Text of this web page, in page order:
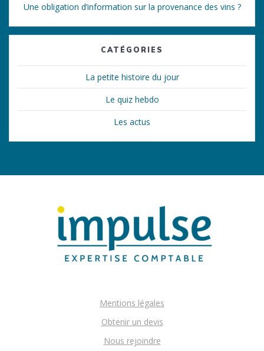
Une obligation d’information sur la provenance des vins ?
CATÉGORIES
La petite histoire du jour
Le quiz hebdo
Les actus
Mentions légales
Obtenir un devis
Nous rejoindre